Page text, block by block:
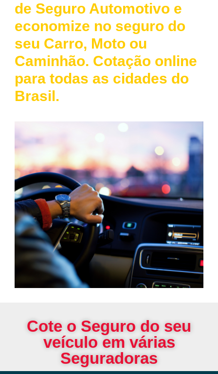
de Seguro Automotivo e
economize no seguro do
seu Carro, Moto ou
Caminhão. Cotação online
para todas as cidades do
Brasil.
Cote o Seguro do seu
veículo em várias
Seguradoras